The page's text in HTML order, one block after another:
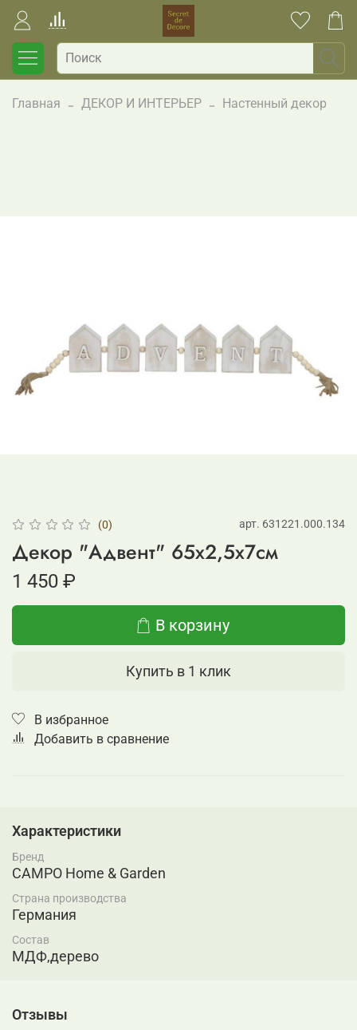
Главная ДЕКОР И ИНТЕРЬЕР Настенный декор
(0) арт. 631221.000.134
Декор "Адвент" 65х2,5х7см
1 450 ₽
В корзину
Купить в 1 клик
В избранное
Добавить в сравнение
Характеристики
Бренд
CAMPO Home & Garden
Страна производства
Германия
Состав
МДФ,дерево
Отзывы